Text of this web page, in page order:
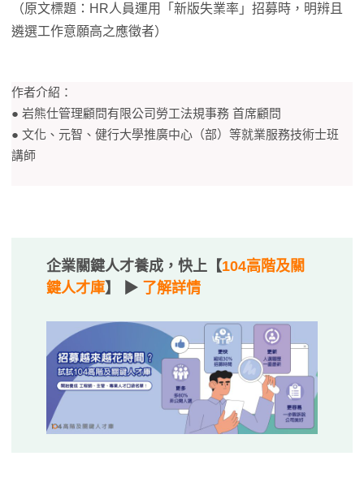
（原文標題：HR人員運用「新版失業率」招募時，明辨且
遴選工作意願高之應徵者）
作者介紹：
● 岩熊仕管理顧問有限公司勞工法規事務 首席顧問
● 文化、元智、健行大學推廣中心（部）等就業服務技術士班
講師
企業關鍵人才養成，快上【104高階及關
鍵人才庫】 ▶ 了解詳情